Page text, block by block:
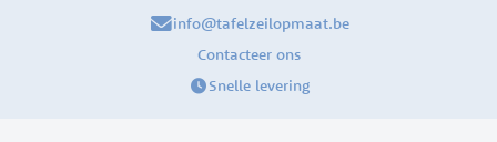
info@tafelzeilopmaat.be
Contacteer ons
Snelle levering